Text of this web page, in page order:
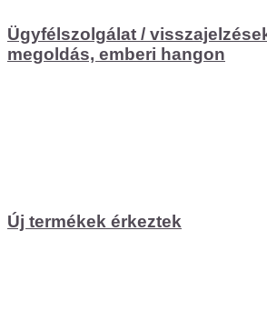
Ügyfélszolgálat /
megoldás, emberi hangon
Új termékek érkeztek